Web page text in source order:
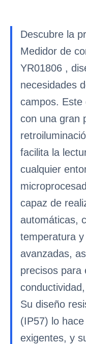
Descubre la
Medidor de
YR01806 ,
necesidades
campos. Este
con una gran
facilita la
cualquier
capaz de
automáticas,
temperatura
avanzadas,
precisos para
Su diseño
(IP57) lo
exigentes, y